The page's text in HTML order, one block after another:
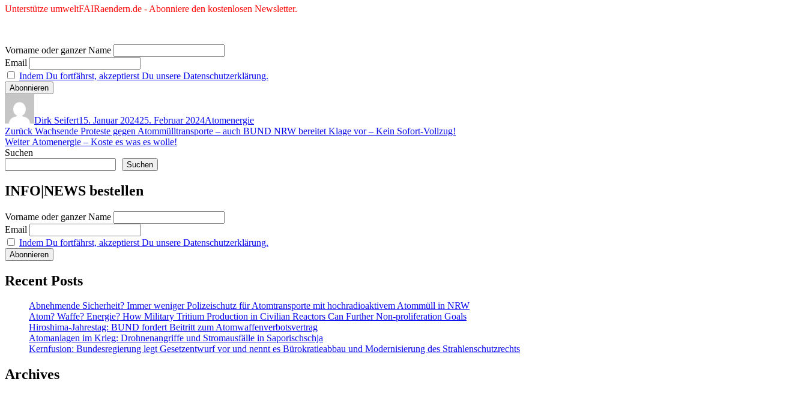
Unterstütze umweltFAIRaendern.de - Abonniere den kostenlosen Newsletter.
Vorname oder ganzer Name
Email
Indem Du fortfährst, akzeptierst Du unsere Datenschutzerklärung.
Dirk Seifert15. Januar 202425. Februar 2024Atomenergie
Beitragsnavigation
Zurück Vorheriger
Beitrag:
Wachsende Proteste gegen Atommülltransporte – auch BUND NRW bereitet Klage vor – Kein Sofort-Vollzug!
Weiter Nächster
Beitrag:
Atomenergie – Koste es was es wolle!
Suchen
Suchen
INFO|NEWS bestellen
Vorname oder ganzer Name
Email
Indem Du fortfährst, akzeptierst Du unsere Datenschutzerklärung.
Recent Posts
Abnehmende Sicherheit? Immer weniger Polizeischutz für Atomtransporte mit hochradioaktivem Atommüll in NRW
Atom? Waffe? Energie? How Military Tritium Production in Civilian Reactors Can Further Non-proliferation Goals
Hiroshima-Jahrestag: BUND fordert Beitritt zum Atomwaffenverbotsvertrag
Atomanlagen im Krieg: Drohnenangriffe und Stromausfälle in Saporischschja
Kernfusion: Bundesregierung legt Gesetzentwurf vor und nennt es Bürokratieabbau und Modernisierung des Strahlenschutzrechts
Archives